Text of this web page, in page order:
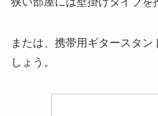
または、携帯用ギタースタ
しょう。